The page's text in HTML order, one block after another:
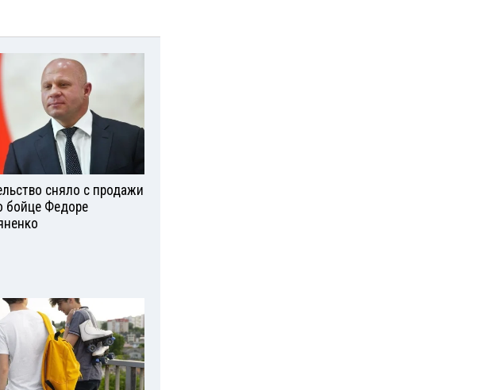
сняло с продажи
бойце Федоре